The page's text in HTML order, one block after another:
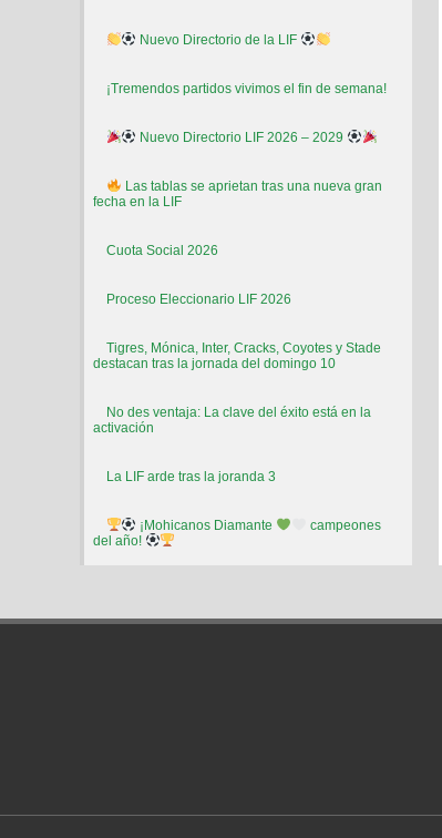
Nuevo Directorio de la LIF
¡Tremendos partidos vivimos el fin de semana!
Nuevo Directorio LIF 2026 – 2029
Las tablas se aprietan tras una nueva gran
fecha en la LIF
Cuota Social 2026
Proceso Eleccionario LIF 2026
Tigres, Mónica, Inter, Cracks, Coyotes y Stade
destacan tras la jornada del domingo 10
No des ventaja: La clave del éxito está en la
activación
La LIF arde tras la joranda 3
¡Mohicanos Diamante
campeones
del año!